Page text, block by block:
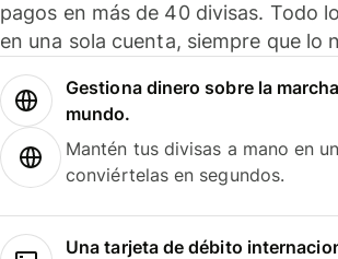
pagos en más de 40 divisas. Todo
en una sola cuenta, siempre que lo
Gestiona dinero sobre la
mundo.
Mantén tus divisas a mano en
conviértelas en segundos.
Una tarjeta de débito